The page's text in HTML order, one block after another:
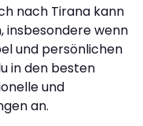
nach Tirana kann
insbesondere wenn
und persönlichen
in den besten
und
an.